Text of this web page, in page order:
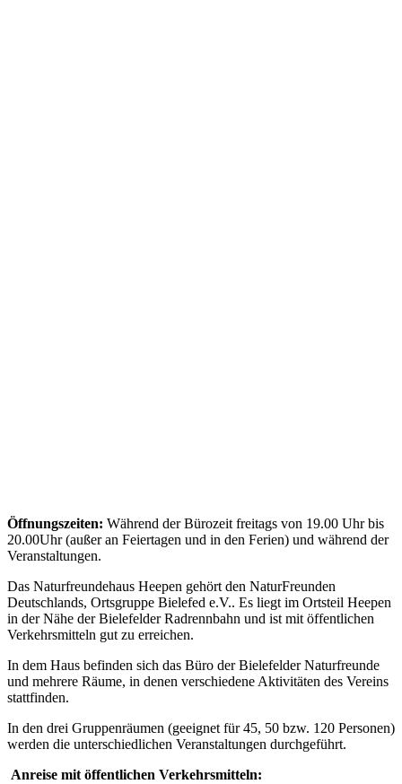
Öffnungszeiten: Während der Bürozeit freitags von 19.00 Uhr bis
20.00Uhr (außer an Feiertagen und in den Ferien) und während der
Veranstaltungen.
Das Naturfreundehaus Heepen gehört den NaturFreunden
Deutschlands, Ortsgruppe Bielefed e.V.. Es liegt im Ortsteil Heepen
in der Nähe der Bielefelder Radrennbahn und ist mit öffentlichen
Verkehrsmitteln gut zu erreichen.
In dem Haus befinden sich das Büro der Bielefelder Naturfreunde
und mehrere Räume, in denen verschiedene Aktivitäten des Vereins
stattfinden.
In den drei Gruppenräumen (geeignet für 45, 50 bzw. 120 Personen)
werden die unterschiedlichen Veranstaltungen durchgeführt.
Anreise mit öffentlichen Verkehrsmitteln: